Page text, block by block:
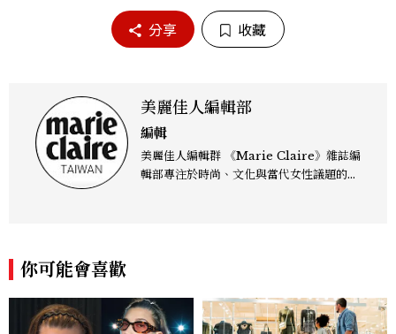
分享 收藏
美麗佳人編輯部
編輯
美麗佳人編輯群 《Marie Claire》雜誌編
輯部專注於時尚、文化與當代女性議題的深
度的內容。 《Marie Claire》始終以敏銳
視角與編輯直覺，引領讀者探索女性多元面
你可能會喜歡